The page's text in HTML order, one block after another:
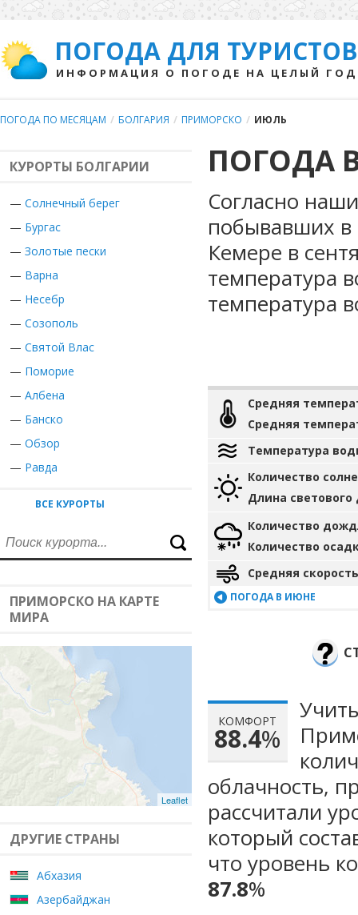
ПОГОДА ДЛЯ ТУРИСТОВ
ИНФОРМАЦИЯ О ПОГОДЕ НА ЦЕЛЫЙ ГОД
ПОГОДА ПО МЕСЯЦАМ / БОЛГАРИЯ / ПРИМОРСКО / ИЮЛЬ
КУРОРТЫ БОЛГАРИИ
— Солнечный берег
— Бургас
— Золотые пески
— Варна
— Несебр
— Созополь
— Святой Влас
— Поморие
— Албена
— Банско
— Обзор
— Равда
ВСЕ КУРОРТЫ
ПРИМОРСКО НА КАРТЕ
МИРА
Leaflet
ДРУГИЕ СТРАНЫ
Абхазия
Азербайджан
ПОГОДА
Согласно
побывавших в
Кемере в
температура
температура
Средняя
Средняя
Температура
Количество
Длина светового
Количество
Количество
Средняя
ПОГОДА В ИЮНЕ
КОМФОРТ
88.4%
облачность,
рассчитали
который
что уровень
87.8%